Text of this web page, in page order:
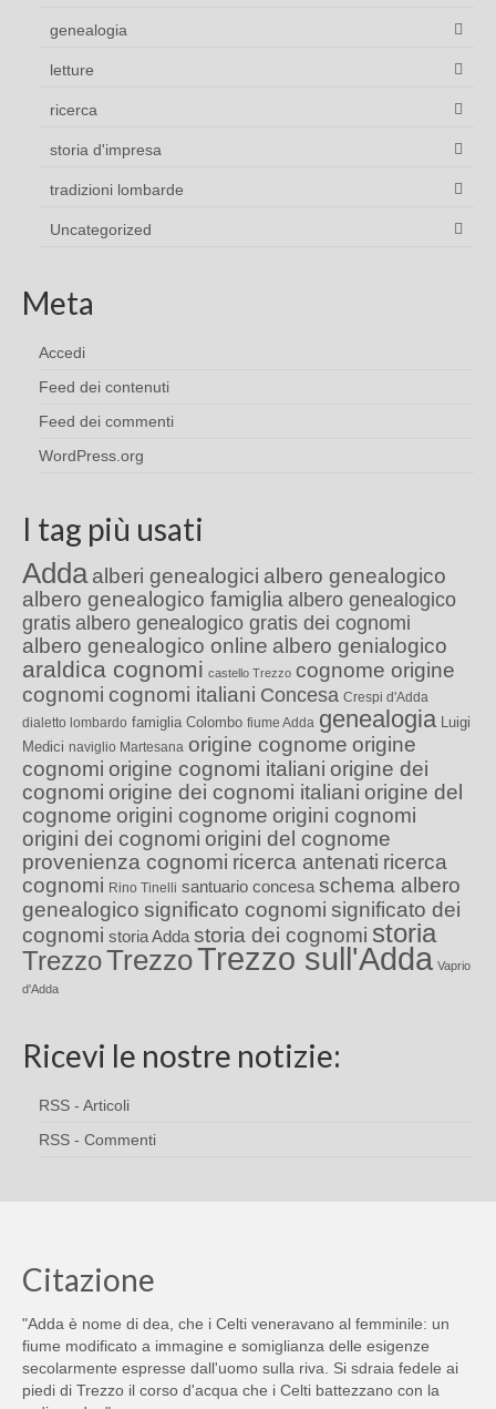
genealogia
letture
ricerca
storia d'impresa
tradizioni lombarde
Uncategorized
Meta
Accedi
Feed dei contenuti
Feed dei commenti
WordPress.org
I tag più usati
Adda alberi genealogici albero genealogico
albero genealogico famiglia albero genealogico
gratis albero genealogico gratis dei cognomi
albero genealogico online albero genialogico
araldica cognomi castello Trezzo cognome origine
cognomi cognomi italiani Concesa Crespi d'Adda
dialetto lombardo famiglia Colombo fiume Adda genealogia Luigi
Medici naviglio Martesana origine cognome origine
cognomi origine cognomi italiani origine dei
cognomi origine dei cognomi italiani origine del
cognome origini cognome origini cognomi
origini dei cognomi origini del cognome
provenienza cognomi ricerca antenati ricerca
cognomi Rino Tinelli santuario concesa schema albero
genealogico significato cognomi significato dei
cognomi storia Adda storia dei cognomi storia
TrezzoTrezzoTrezzo sull'Adda Vaprio
d'Adda
Ricevi le nostre notizie:
RSS - Articoli
RSS - Commenti
Citazione
"Adda è nome di dea, che i Celti veneravano al femminile: un
fiume modificato a immagine e somiglianza delle esigenze
secolarmente espresse dall'uomo sulla riva. Si sdraia fedele ai
piedi di Trezzo il corso d'acqua che i Celti battezzano con la